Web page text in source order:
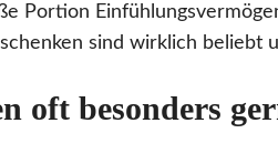
Portion
sind wirklich beliebt
oft besonders